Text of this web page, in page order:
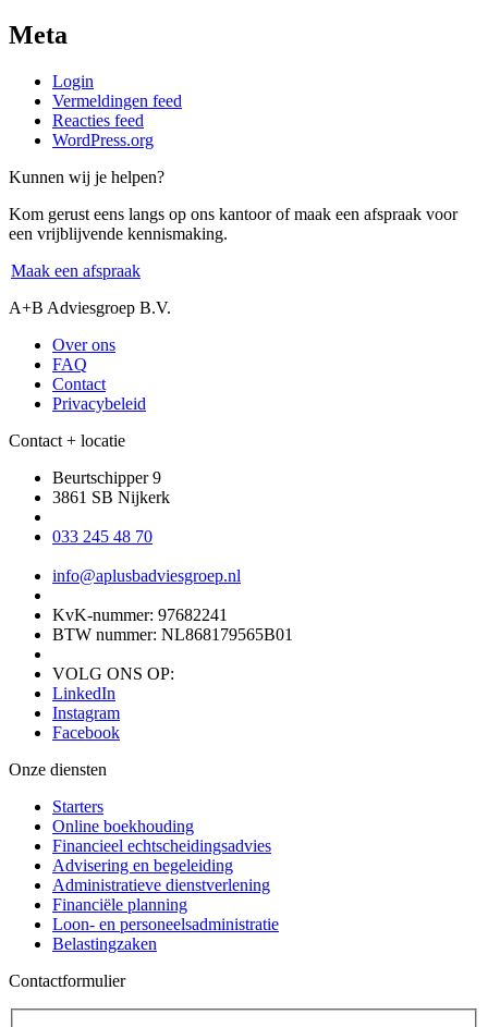
Meta
Login
Vermeldingen feed
Reacties feed
WordPress.org
Kunnen wij je helpen?
Kom gerust eens langs op ons kantoor of maak een afspraak voor
een vrijblijvende kennismaking.
Maak een afspraak
A+B Adviesgroep B.V.
Over ons
FAQ
Contact
Privacybeleid
Contact + locatie
Beurtschipper 9
3861 SB Nijkerk
033 245 48 70
info@aplusbadviesgroep.nl
KvK-nummer: 97682241
BTW nummer: NL868179565B01
VOLG ONS OP:
LinkedIn
Instagram
Facebook
Onze diensten
Starters
Online boekhouding
Financieel echtscheidingsadvies
Advisering en begeleiding
Administratieve dienstverlening
Financiële planning
Loon- en personeelsadministratie
Belastingzaken
Contactformulier